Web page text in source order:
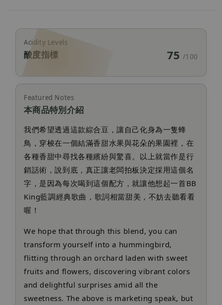
Acidity Levels
酸度指標 75 /100
Featured Notes
本商品特別介紹
我們希望透過這款綜合豆，讓自己化身為一隻蜂
鳥，穿梭在一個結滿香甜水果與花朵的果園裡，在
各種香甜中尋找各種繽紛與驚喜。以上就當作是行
銷話術，說到底，真正讓老闆拍板決定採用這個名
字，是因為每次喝到這個配方，就讓他想起一首BB
King藍調經典歌曲，歌詞相當甜美，不妨去聽看看
喔！
We hope that through this blend, you can
transform yourself into a hummingbird,
flitting through an orchard laden with sweet
fruits and flowers, discovering vibrant colors
and delightful surprises amid all the
sweetness. The above is marketing speak, but